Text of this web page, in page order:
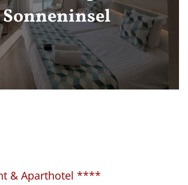
Sonneninsel
& Aparthotel ****